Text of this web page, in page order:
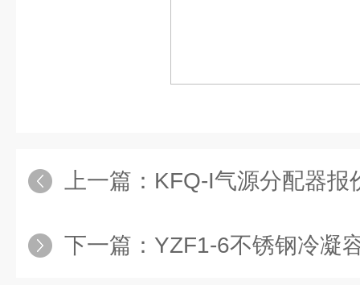
上一篇： KFQ-I气源分配器报
下一篇： YZF1-6不锈钢冷凝